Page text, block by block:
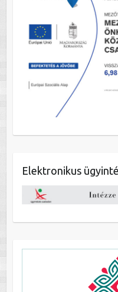
Elektronikus